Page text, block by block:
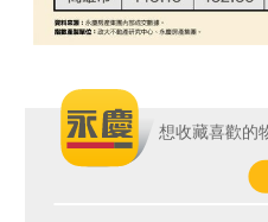
想收藏喜歡的